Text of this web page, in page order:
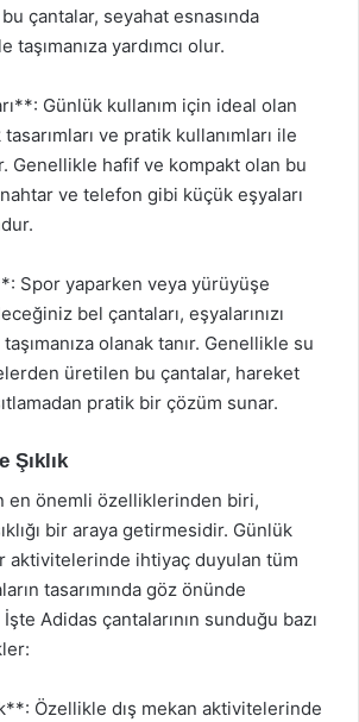
çantalar, seyahat esnasında
taşımanıza yardımcı olur.
Günlük kullanım için ideal olan
ve pratik kullanımları ile
Genellikle hafif ve kompakt olan bu
ve telefon gibi küçük eşyaları
Spor yaparken veya yürüyüşe
bel çantaları, eşyalarınızı
olanak tanır. Genellikle su
üretilen bu çantalar, hareket
pratik bir çözüm sunar.
Şıklık
en önemli özelliklerinden biri,
bir araya getirmesidir. Günlük
aktivitelerinde ihtiyaç duyulan tüm
tasarımında göz önünde
Adidas çantalarının sunduğu bazı
Özellikle dış mekan aktivitelerinde